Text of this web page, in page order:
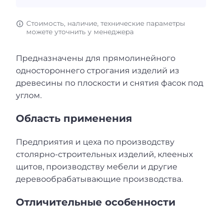
Стоимость, наличие, технические параметры
можете уточнить у менеджера
Предназначены для прямолинейного
одностороннего строгания изделий из
древесины по плоскости и снятия фасок под
углом.
Область применения
Предприятия и цеха по производству
столярно-строительных изделий, клееных
щитов, производству мебели и другие
деревообрабатывающие производства.
Отличительные особенности